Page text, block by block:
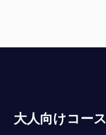
大人向けコース